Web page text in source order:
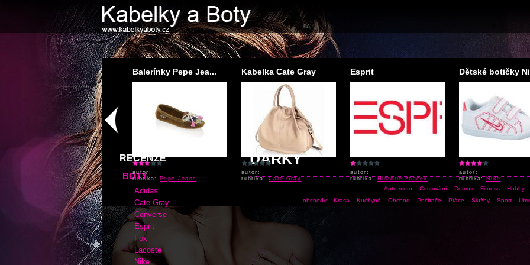
Žabky Tommy Hilfig...
Tommy Hilfiger
Balerínky Pepe Jea...
autor:
rubrika: Pepe Jeans
Kabelka Cate Gray
autor:
rubrika:Cate Gray
Esprit
autor:
rubrika:Historie značek
Dětské botičky
autor:
rubrika:Nike
DÁRKY
Auto-moto Cestování Domov Fitness Hobby
obchody
Krása Kuchyně Obchod Počítače Práce Služby Sport
RECENZE
BOTY
Adidas
Cate Gray
Converse
Esprit
Fox
Lacoste
Nike